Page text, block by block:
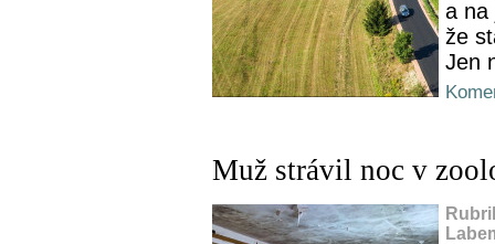
a na
že
Jen
Muž strávil noc v